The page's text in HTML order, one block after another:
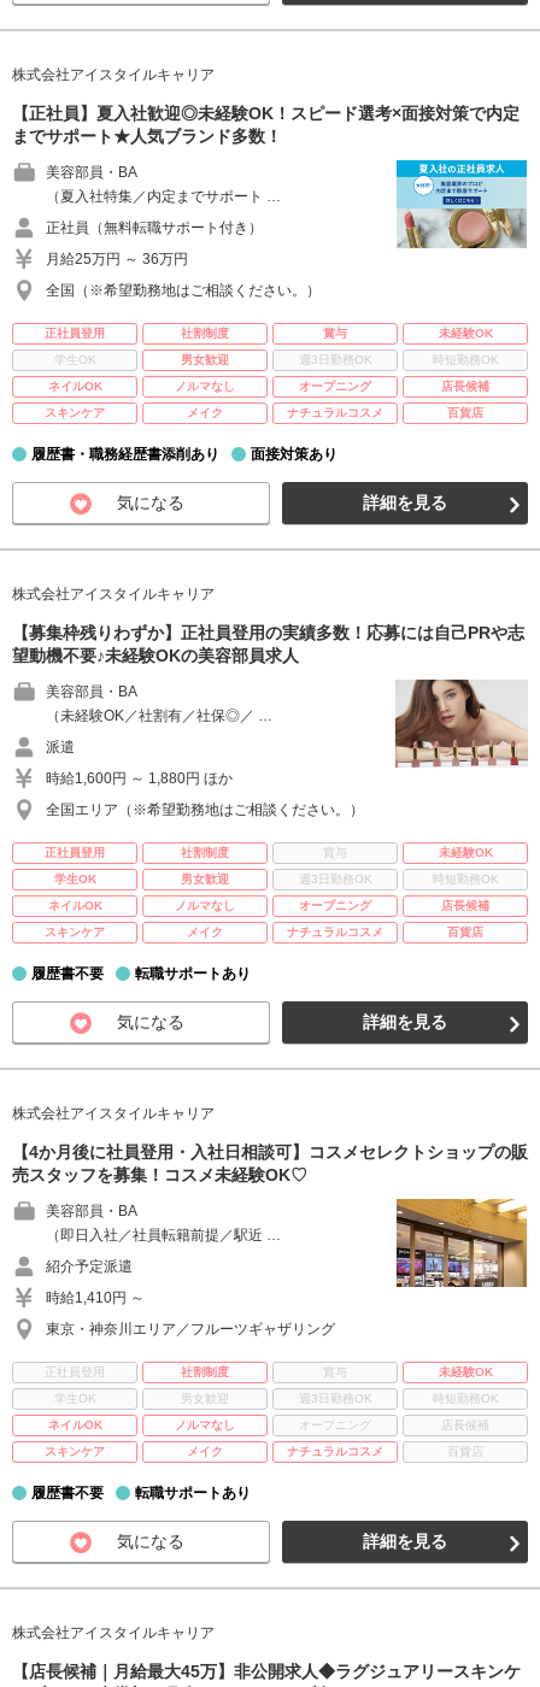
株式会社アイスタイルキャリア
【正社員】夏入社歓迎◎未経験OK！スピード選考×面接対策で内定
までサポート★人気ブランド多数！
美容部員・BA
（夏入社特集／内定までサポート …
正社員（無料転職サポート付き）
月給25万円 ～ 36万円
全国（※希望勤務地はご相談ください。）
正社員登用 社割制度 賞与
未経験OK
学生OK
男女歓迎 週3日勤務OK
時短勤務OK
ネイルOK
ノルマなし オープニング
店長候補
スキンケア
メイク ナチュラルコスメ 百貨店
履歴書・職務経歴書添削あり 面接対策あり
気になる 詳細を見る
株式会社アイスタイルキャリア
【募集枠残りわずか】正社員登用の実績多数！応募には自己PRや志
望動機不要♪未経験OKの美容部員求人
美容部員・BA
（未経験OK／社割有／社保◎／ …
派遣
時給1,600円 ～ 1,880円 ほか
全国エリア（※希望勤務地はご相談ください。）
正社員登用 社割制度 賞与
未経験OK
学生OK
男女歓迎 週3日勤務OK
時短勤務OK
ネイルOK
ノルマなし オープニング
店長候補
スキンケア
メイク ナチュラルコスメ 百貨店
履歴書不要 転職サポートあり
気になる 詳細を見る
株式会社アイスタイルキャリア
【4か月後に社員登用・入社日相談可】コスメセレクトショップの販
売スタッフを募集！コスメ未経験OK♡
美容部員・BA
（即日入社／社員転籍前提／駅近 …
紹介予定派遣
時給1,410円 ～
東京・神奈川エリア／フルーツギャザリング
正社員登用 社割制度 賞与
未経験OK
学生OK
男女歓迎 週3日勤務OK
時短勤務OK
ネイルOK
ノルマなし オープニング
店長候補
スキンケア
メイク ナチュラルコスメ 百貨店
履歴書不要 転職サポートあり
気になる 詳細を見る
株式会社アイスタイルキャリア
【店長候補｜月給最大45万】非公開求人◆ラグジュアリースキンケ